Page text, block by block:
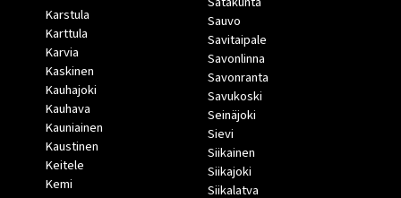
Karstula
Karttula
Karvia
Kaskinen
Kauhajoki
Kauhava
Kauniainen
Kaustinen
Keitele
Kemi
Sauvo
Savitaipale
Savonlinna
Savonranta
Savukoski
Seinäjoki
Sievi
Siikainen
Siikajoki
Siikalatva